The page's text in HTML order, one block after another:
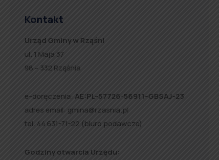
Kontakt
Urząd Gminy w Rząśni
ul. 1 Maja 37
98 – 332 Rząśnia
e-doręczenia: AE:PL-57726-56911-GBSAJ-23
adres email: gmina@rzasnia.pl
tel. 44 631-71-22 (biuro podawcze)
Godziny otwarcia Urzędu: